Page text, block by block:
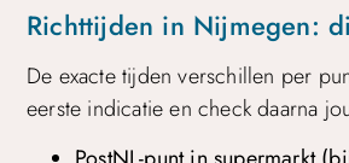
Richttijden in Nijmegen:
De exacte tijden verschillen per
eerste indicatie en check daarna